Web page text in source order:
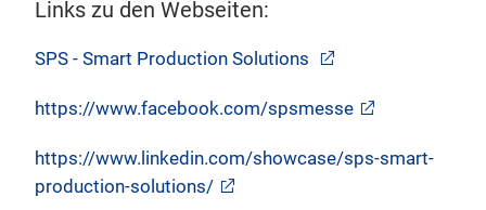
Links zu den Webseiten:
SPS - Smart Production Solutions
https://www.facebook.com/spsmesse
https://www.linkedin.com/showcase/sps-smart-
production-solutions/